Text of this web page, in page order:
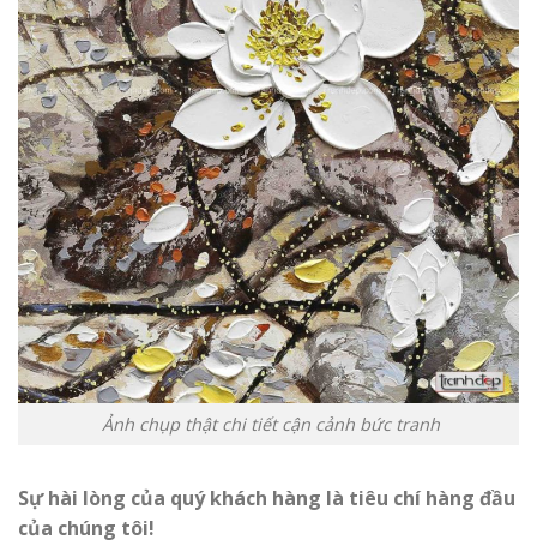
Ảnh chụp thật chi tiết cận cảnh bức tranh
Sự hài lòng của quý khách hàng là tiêu chí hàng đầu
của chúng tôi!